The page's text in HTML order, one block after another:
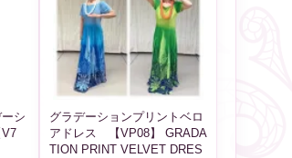
シ
グラデーションプリントベロ
アドレス 【VP08】 GRADA
TION PRINT VELVET DRES